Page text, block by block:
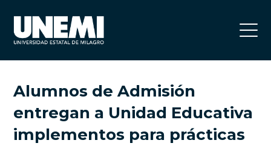
Alumnos de Admisión
entregan a Unidad Educativa
implementos para prácticas